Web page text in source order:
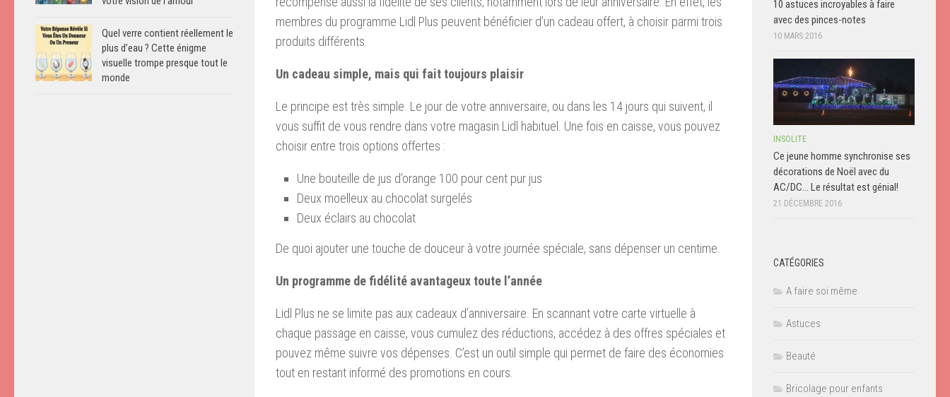
membres du programme Lidl Plus peuvent bénéficier d’un cadeau offert, à choisir parmi trois
produits différents.
Un cadeau simple, mais qui fait toujours plaisir
Le principe est très simple. Le jour de votre anniversaire, ou dans les 14 jours qui suivent, il
vous suffit de vous rendre dans votre magasin Lidl habituel. Une fois en caisse, vous pouvez
choisir entre trois options offertes :
Une bouteille de jus d’orange 100 pour cent pur jus
Deux moelleux au chocolat surgelés
Deux éclairs au chocolat
De quoi ajouter une touche de douceur à votre journée spéciale, sans dépenser un centime.
Un programme de fidélité avantageux toute l’année
Lidl Plus ne se limite pas aux cadeaux d’anniversaire. En scannant votre carte virtuelle à
chaque passage en caisse, vous cumulez des réductions, accédez à des offres spéciales et
pouvez même suivre vos dépenses. C’est un outil simple qui permet de faire des économies
tout en restant informé des promotions en cours.
Quel verre contient réellement le
plus d’eau ? Cette énigme
visuelle trompe presque tout le
monde
10 astuces incroyables à faire
avec des pinces-notes
10 MARS 2016
INSOLITE
Ce jeune homme synchronise ses
décorations de Noël avec du
AC/DC… Le résultat est génial!
21 DÉCEMBRE 2016
CATÉGORIES
A faire soi même
Astuces
Beauté
Bricolage pour enfants